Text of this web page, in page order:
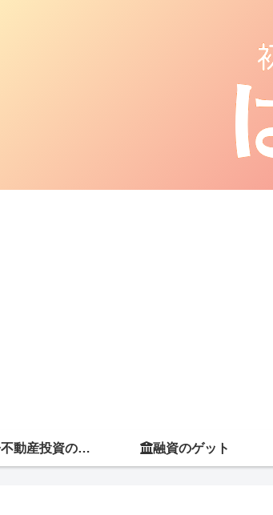
不動産投資の教科書 融資のゲット